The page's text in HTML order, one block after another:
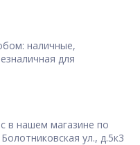
наличные,
для
в нашем магазине по
ул., д.5к3